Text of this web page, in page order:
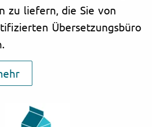
zu liefern, die Sie von
Übersetzungsbüro